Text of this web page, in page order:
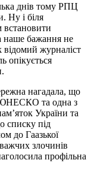
днів тому РПЦ
Ну і біля
наше бажання не
відомий журналіст
опікується
нагадала, що
ЮНЕСКО та одна з
України та
списку під
до Гаазької
злочинів
профільна